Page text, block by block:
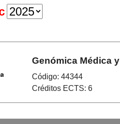
Genómica Médica
Código: 44344
Créditos ECTS: 6